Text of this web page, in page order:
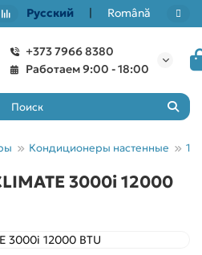
Русский | Română
+373 7966 8380
Работаем 9:00 - 18:00
Кондиционеры настенные
3000i 12000